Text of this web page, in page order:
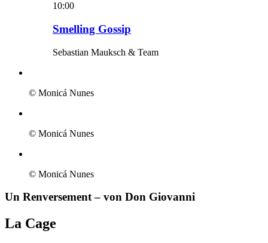
10:00
Smelling Gossip
Sebastian Mauksch & Team
© Monicá Nunes
© Monicá Nunes
© Monicá Nunes
Un Renversement – von Don Giovanni
La Cage